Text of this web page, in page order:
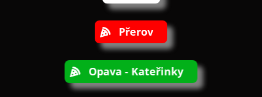
Přerov
Opava - Kateřinky